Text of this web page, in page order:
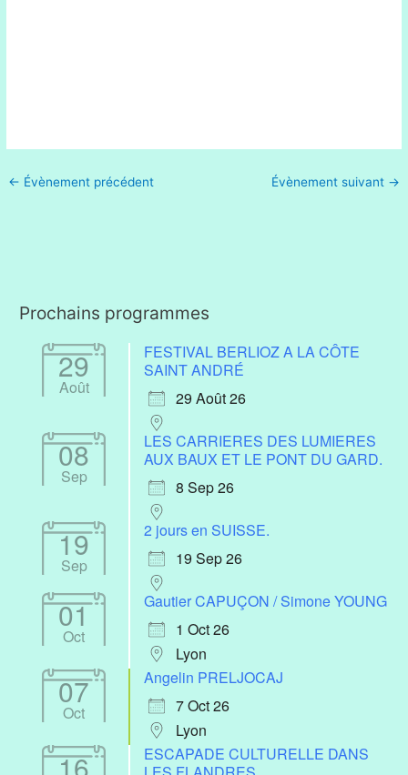
← Évènement précédent Évènement suivant →
Prochains programmes
29
Août
FESTIVAL BERLIOZ A LA CÔTE
SAINT ANDRÉ
29 Août 26
08
Sep
LES CARRIERES DES LUMIERES
AUX BAUX ET LE PONT DU GARD.
8 Sep 26
19
Sep
2 jours en SUISSE.
19 Sep 26
01
Oct
Gautier CAPUÇON / Simone YOUNG
1 Oct 26
Lyon
07
Oct
Angelin PRELJOCAJ
7 Oct 26
Lyon
ESCAPADE CULTURELLE DANS